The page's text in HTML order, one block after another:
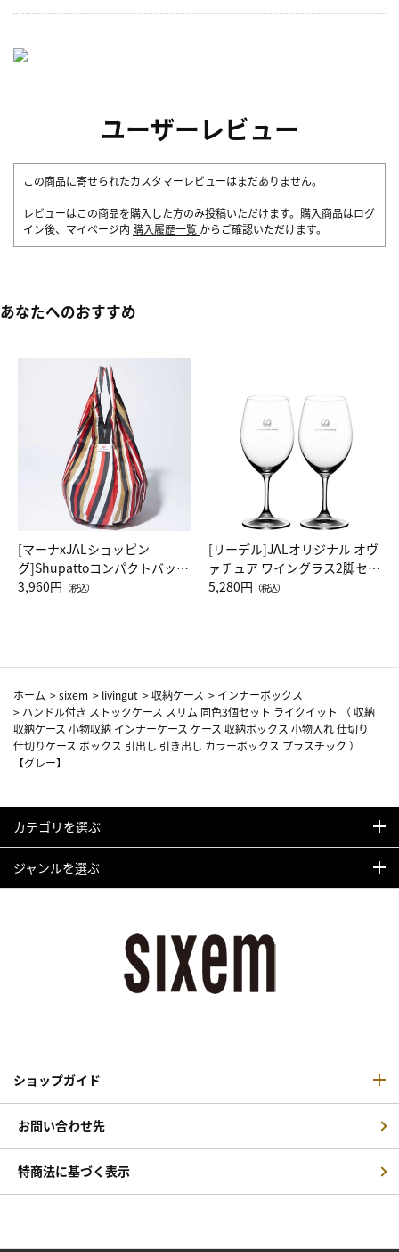
ユーザーレビュー
この商品に寄せられたカスタマーレビューはまだありません。
レビューはこの商品を購入した方のみ投稿いただけます。購入商品はログ
イン後、マイページ内 購入履歴一覧 からご確認いただけます。
あなたへのおすすめ
[マーナxJALショッピン
グ]Shupattoコンパクトバッグ
Drop JAL客室乗務員（LC）ス
3,960円 （税込）
[リーデル]JALオリジナル オヴ
ァチュア ワイングラス2脚セッ
ト（レッドワイン）
5,280円 （税込）
ホーム >sixem > livingut >収納ケース > インナーボックス
> ハンドル付き ストックケース スリム 同色3個セット ライクイット （ 収納
収納ケース 小物収納 インナーケース ケース 収納ボックス 小物入れ 仕切り
仕切りケース ボックス 引出し 引き出し カラーボックス プラスチック ）
【グレー】
カテゴリを選ぶ
ジャンルを選ぶ
ショップガイド
お問い合わせ先
特商法に基づく表示